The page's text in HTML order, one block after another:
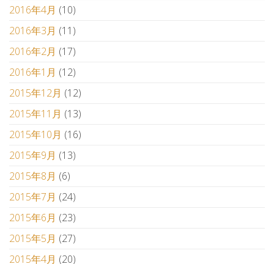
2016年4月 (10)
2016年3月 (11)
2016年2月 (17)
2016年1月 (12)
2015年12月 (12)
2015年11月 (13)
2015年10月 (16)
2015年9月 (13)
2015年8月 (6)
2015年7月 (24)
2015年6月 (23)
2015年5月 (27)
2015年4月 (20)